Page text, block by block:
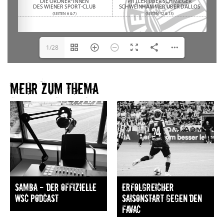
1/28
Mehr zum Thema​
Samba — Der offizielle
WSC Podcast
Erfolgreicher
Saisonstart gegen den
FavAC